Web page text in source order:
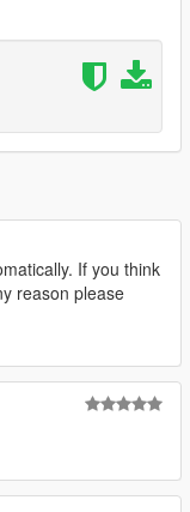
If you think
reason please